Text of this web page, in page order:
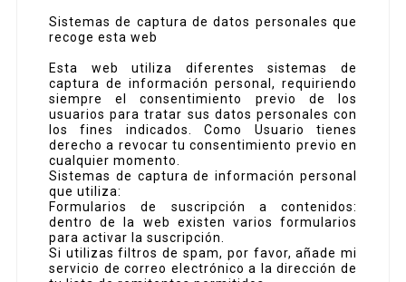
Sistemas de captura de datos personales que
recoge esta web
Esta web utiliza diferentes sistemas de
captura de información personal, requiriendo
siempre el consentimiento previo de los
usuarios para tratar sus datos personales con
los fines indicados. Como Usuario tienes
derecho a revocar tu consentimiento previo en
cualquier momento.
Sistemas de captura de información personal
que utiliza:
Formularios de suscripción a contenidos:
dentro de la web existen varios formularios
para activar la suscripción.
Si utilizas filtros de spam, por favor, añade mi
servicio de correo electrónico a la dirección de